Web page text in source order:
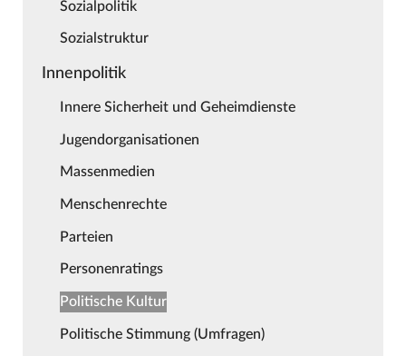
Sozialpolitik
Sozialstruktur
Innenpolitik
Innere Sicherheit und Geheimdienste
Jugendorganisationen
Massenmedien
Menschenrechte
Parteien
Personenratings
Politische Kultur
Politische Stimmung (Umfragen)